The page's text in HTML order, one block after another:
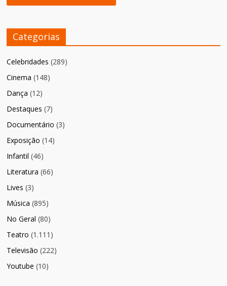
Categorias
Celebridades (289)
Cinema (148)
Dança (12)
Destaques (7)
Documentário (3)
Exposição (14)
Infantil (46)
Literatura (66)
Lives (3)
Música (895)
No Geral (80)
Teatro (1.111)
Televisão (222)
Youtube (10)